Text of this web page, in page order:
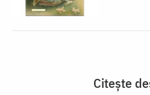
Citește